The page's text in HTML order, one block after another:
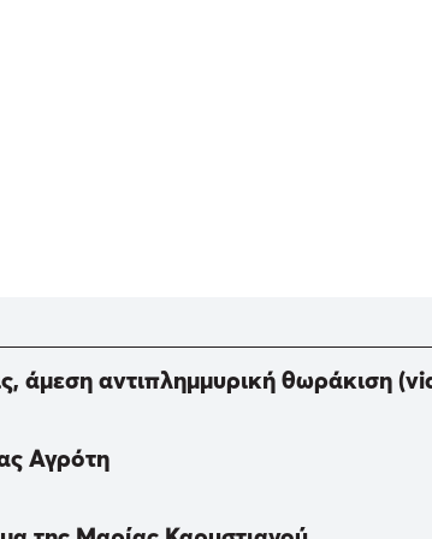
άμεση αντιπλημμυρική θωράκιση
Αγρότη